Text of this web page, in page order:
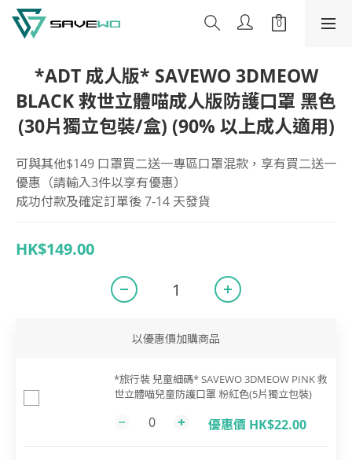
*ADT 成人版* SAVEWO 3DMEOW
BLACK 救世立體喵成人版防護口罩 黑色
(30片獨立包裝/盒) (90% 以上成人適用)
可與其他$149 口罩買二送一專區口罩混款，享有買二送一
優惠（請輸入3件以享有優惠）
成功付款及確定訂單後 7-14 天發貨
HK$149.00
以優惠價加購商品
*旅行裝 兒童細碼* SAVEWO 3DMEOW PINK 救
世立體喵兒童防護口罩 粉紅色(5片獨立包裝)
優惠價 HK$22.00